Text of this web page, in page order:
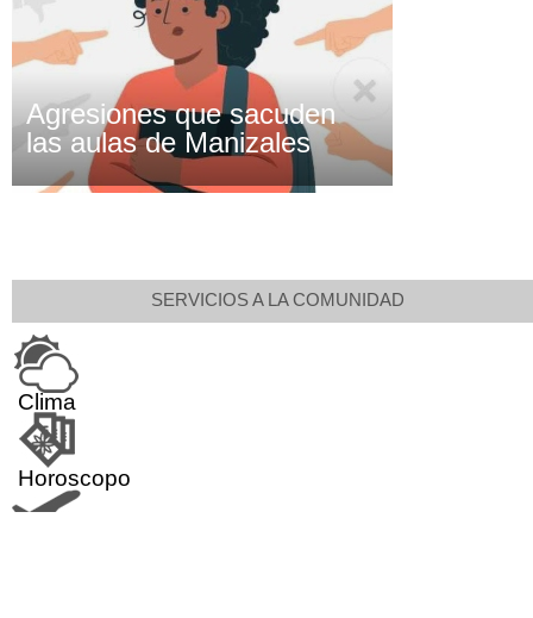
Agresiones que sacuden
las aulas de Manizales
SERVICIOS A LA COMUNIDAD
Clima
Horoscopo